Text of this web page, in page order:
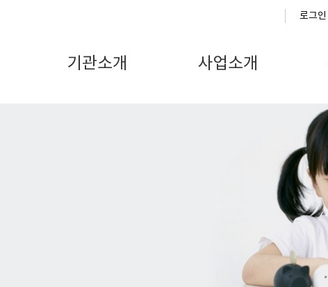
로그인
기관소개 사업소개